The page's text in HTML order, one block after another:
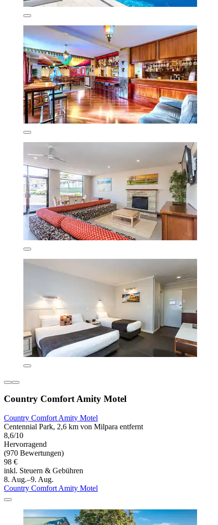
Country Comfort Amity Motel
Country Comfort Amity Motel
Centennial Park, 2,6 km von Milpara entfernt
8,6/10
Hervorragend
(970 Bewertungen)
98 €
inkl. Steuern & Gebühren
8. Aug.–9. Aug.
Country Comfort Amity Motel